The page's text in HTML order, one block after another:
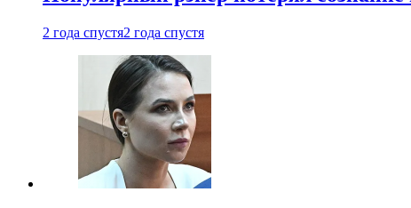
2 года спустя2 года спустя